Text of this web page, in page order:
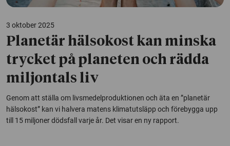
3 oktober 2025
Planetär hälsokost kan minska
trycket på planeten och rädda
miljontals liv
Genom att ställa om livsmedelproduktionen och äta en ”planetär
hälsokost” kan vi halvera matens klimatutsläpp och förebygga upp
till 15 miljoner dödsfall varje år. Det visar en ny rapport.